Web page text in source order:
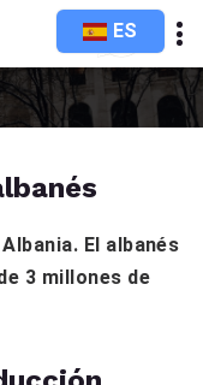
ES
El albanés
3 millones de